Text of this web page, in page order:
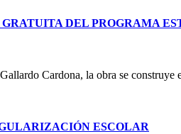
DEL PROGRAMA
Cardona, la obra se
ESCOLAR